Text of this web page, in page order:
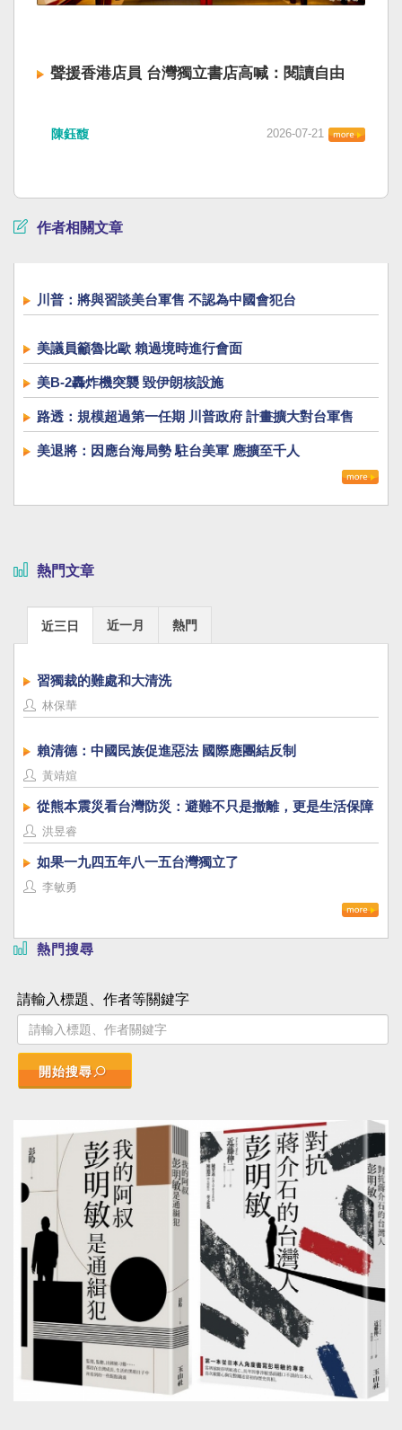
聲援香港店員 台灣獨立書店高喊：閱讀自由
陳鈺馥 2026-07-21
作者相關文章
川普：將與習談美台軍售 不認為中國會犯台
美議員籲魯比歐 賴過境時進行會面
美B-2轟炸機突襲 毀伊朗核設施
路透：規模超過第一任期 川普政府 計畫擴大對台軍售
美退將：因應台海局勢 駐台美軍 應擴至千人
熱門文章
近三日 近一月 熱門
習獨裁的難處和大清洗
林保華
賴清德：中國民族促進惡法 國際應團結反制
黃靖媗
從熊本震災看台灣防災：避難不只是撤離，更是生活保障
洪昱睿
如果一九四五年八一五台灣獨立了
李敏勇
熱門搜尋
請輸入標題、作者等關鍵字
開始搜尋